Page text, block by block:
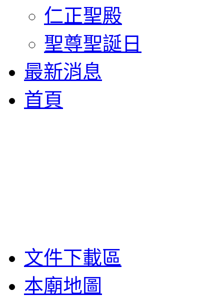
仁正聖殿
聖尊聖誕日
最新消息
首頁
文件下載區
本廟地圖